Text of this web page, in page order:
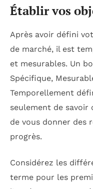
Établir vos
Après avoir défini
de marché, il est
et mesurables. Un
Spécifique,
Temporellement
seulement de savoir
de vous donner des
progrès.
Considérez les
terme pour les